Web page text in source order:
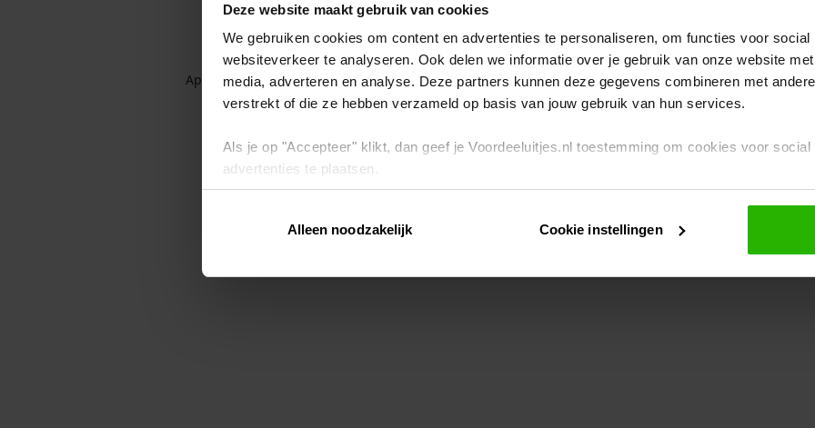
Deze website maakt gebruik van cookies
We gebruiken cookies om content en advertenties te personaliseren, om functies voor
websiteverkeer te analyseren. Ook delen we informatie over je gebruik van onze website
media, adverteren en analyse. Deze partners kunnen deze gegevens combineren met
verstrekt of die ze hebben verzameld op basis van jouw gebruik van hun services.
Als je op "Accepteer" klikt, dan geef je Voordeeluitjes.nl toestemming om cookies voor
advertenties te plaatsen.
Via "Cookie instellingen" kun je ook zelf instellen welke cookies worden geplaatst. Je kunt je
intrekken op onscookiebeleid.
Alleen noodzakelijk Cookie instellingen
Application error: a client-side exception has occurred while loadingwww.voordeeluitjes.nl (see the